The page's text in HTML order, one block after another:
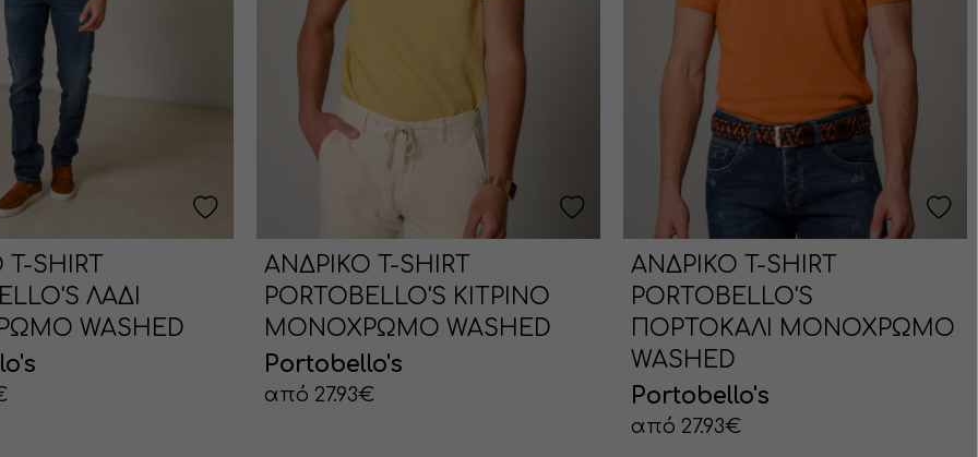
SHIRT
ΛΑΔΙ
WASHED
ΑΝΔΡΙΚΟ T-SHIRT
PORTOBELLO'S ΚΙΤΡΙΝΟ
ΜΟΝΟΧΡΩΜΟ WASHED
Portobello's
από 27.93€
ΑΝΔΡΙΚΟ T-SHIRT
PORTOBELLO'S
ΠΟΡΤΟΚΑΛΙ ΜΟΝΟΧΡΩΜΟ
WASHED
Portobello's
από 27.93€